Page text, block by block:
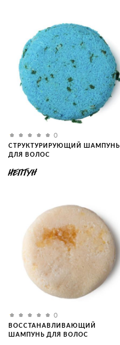
0
СТРУКТУРИРУЮЩИЙ ШАМПУНЬ
ДЛЯ ВОЛОС
НЕПТУН
0
ВОССТАНАВЛИВАЮЩИЙ
ШАМПУНЬ ДЛЯ ВОЛОС